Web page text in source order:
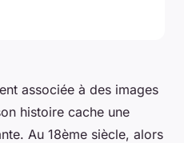
associée à des images
histoire cache une
Au 18ème siècle, alors